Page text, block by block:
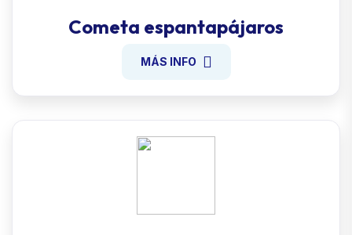
Cometa espantapájaros
MÁS INFO